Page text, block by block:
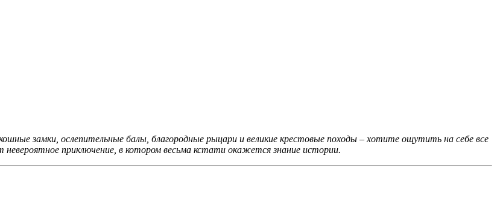
замки, ослепительные балы, благородные рыцари и великие крестовые походы – хотите ощутить на себе все
приключение, в котором весьма кстати окажется знание истории.